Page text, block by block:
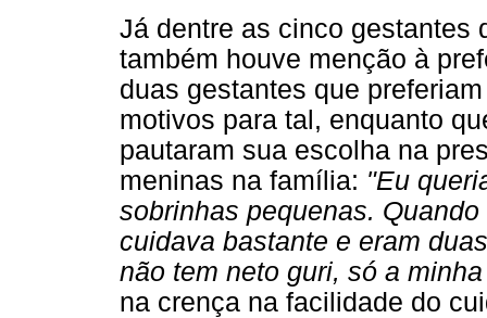
Já dentre as cinco gestantes
também houve menção à
duas gestantes que
motivos para tal, enquanto
pautaram sua escolha na
meninas na família: "Eu
sobrinhas pequenas.
cuidava bastante e eram
não tem neto guri, só a
na crença na facilidade do